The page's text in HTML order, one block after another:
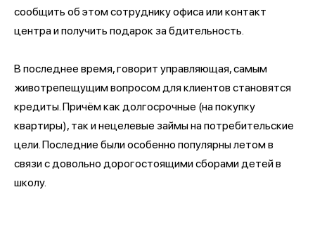
сообщить об этом сотруднику офиса или контакт
центра и получить подарок за бдительность.
В последнее время, говорит управляющая, самым
животрепещущим вопросом для клиентов становятся
кредиты. Причём как долгосрочные (на покупку
квартиры), так и нецелевые займы на потребительские
цели. Последние были особенно популярны летом в
связи с довольно дорогостоящими сборами детей в
школу.